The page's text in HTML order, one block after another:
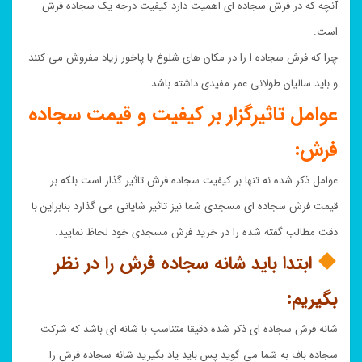
آنچه که در فرش سجاده ای اهمیت دارد کیفیت درجه یک سجاده فرش
است.
چرا که فرش سجاده ا را در مکان های شلوغ با پاخور زیاد مفروش می کنند
و باید سالیان طولانی عمر مفیدی داشته باشد.
عوامل تاثیرگزار بر کیفیت و قیمت سجاده
فرش:
عوامل ذکر شده نه تنها بر کیفیت سجاده فرش تاثیر گذار است بلکه بر
قیمت فرش سجاده ای مسجدی شما نیز تاثیر شایانی می گذارد بنابراین با
دقت مطالب گفته شده را در خرید فرش مسجدی خود لحاظ نمایید.
ابتدا باید شانه سجاده فرش را در نظر
بگیریم:
شانه فرش سجاده ای ذکر شده دقیقا متناسب با شانه ای باشد که شرکت
سجاده باف به شما می گوید پس باید یاد بگیرید شانه سجاده فرش را